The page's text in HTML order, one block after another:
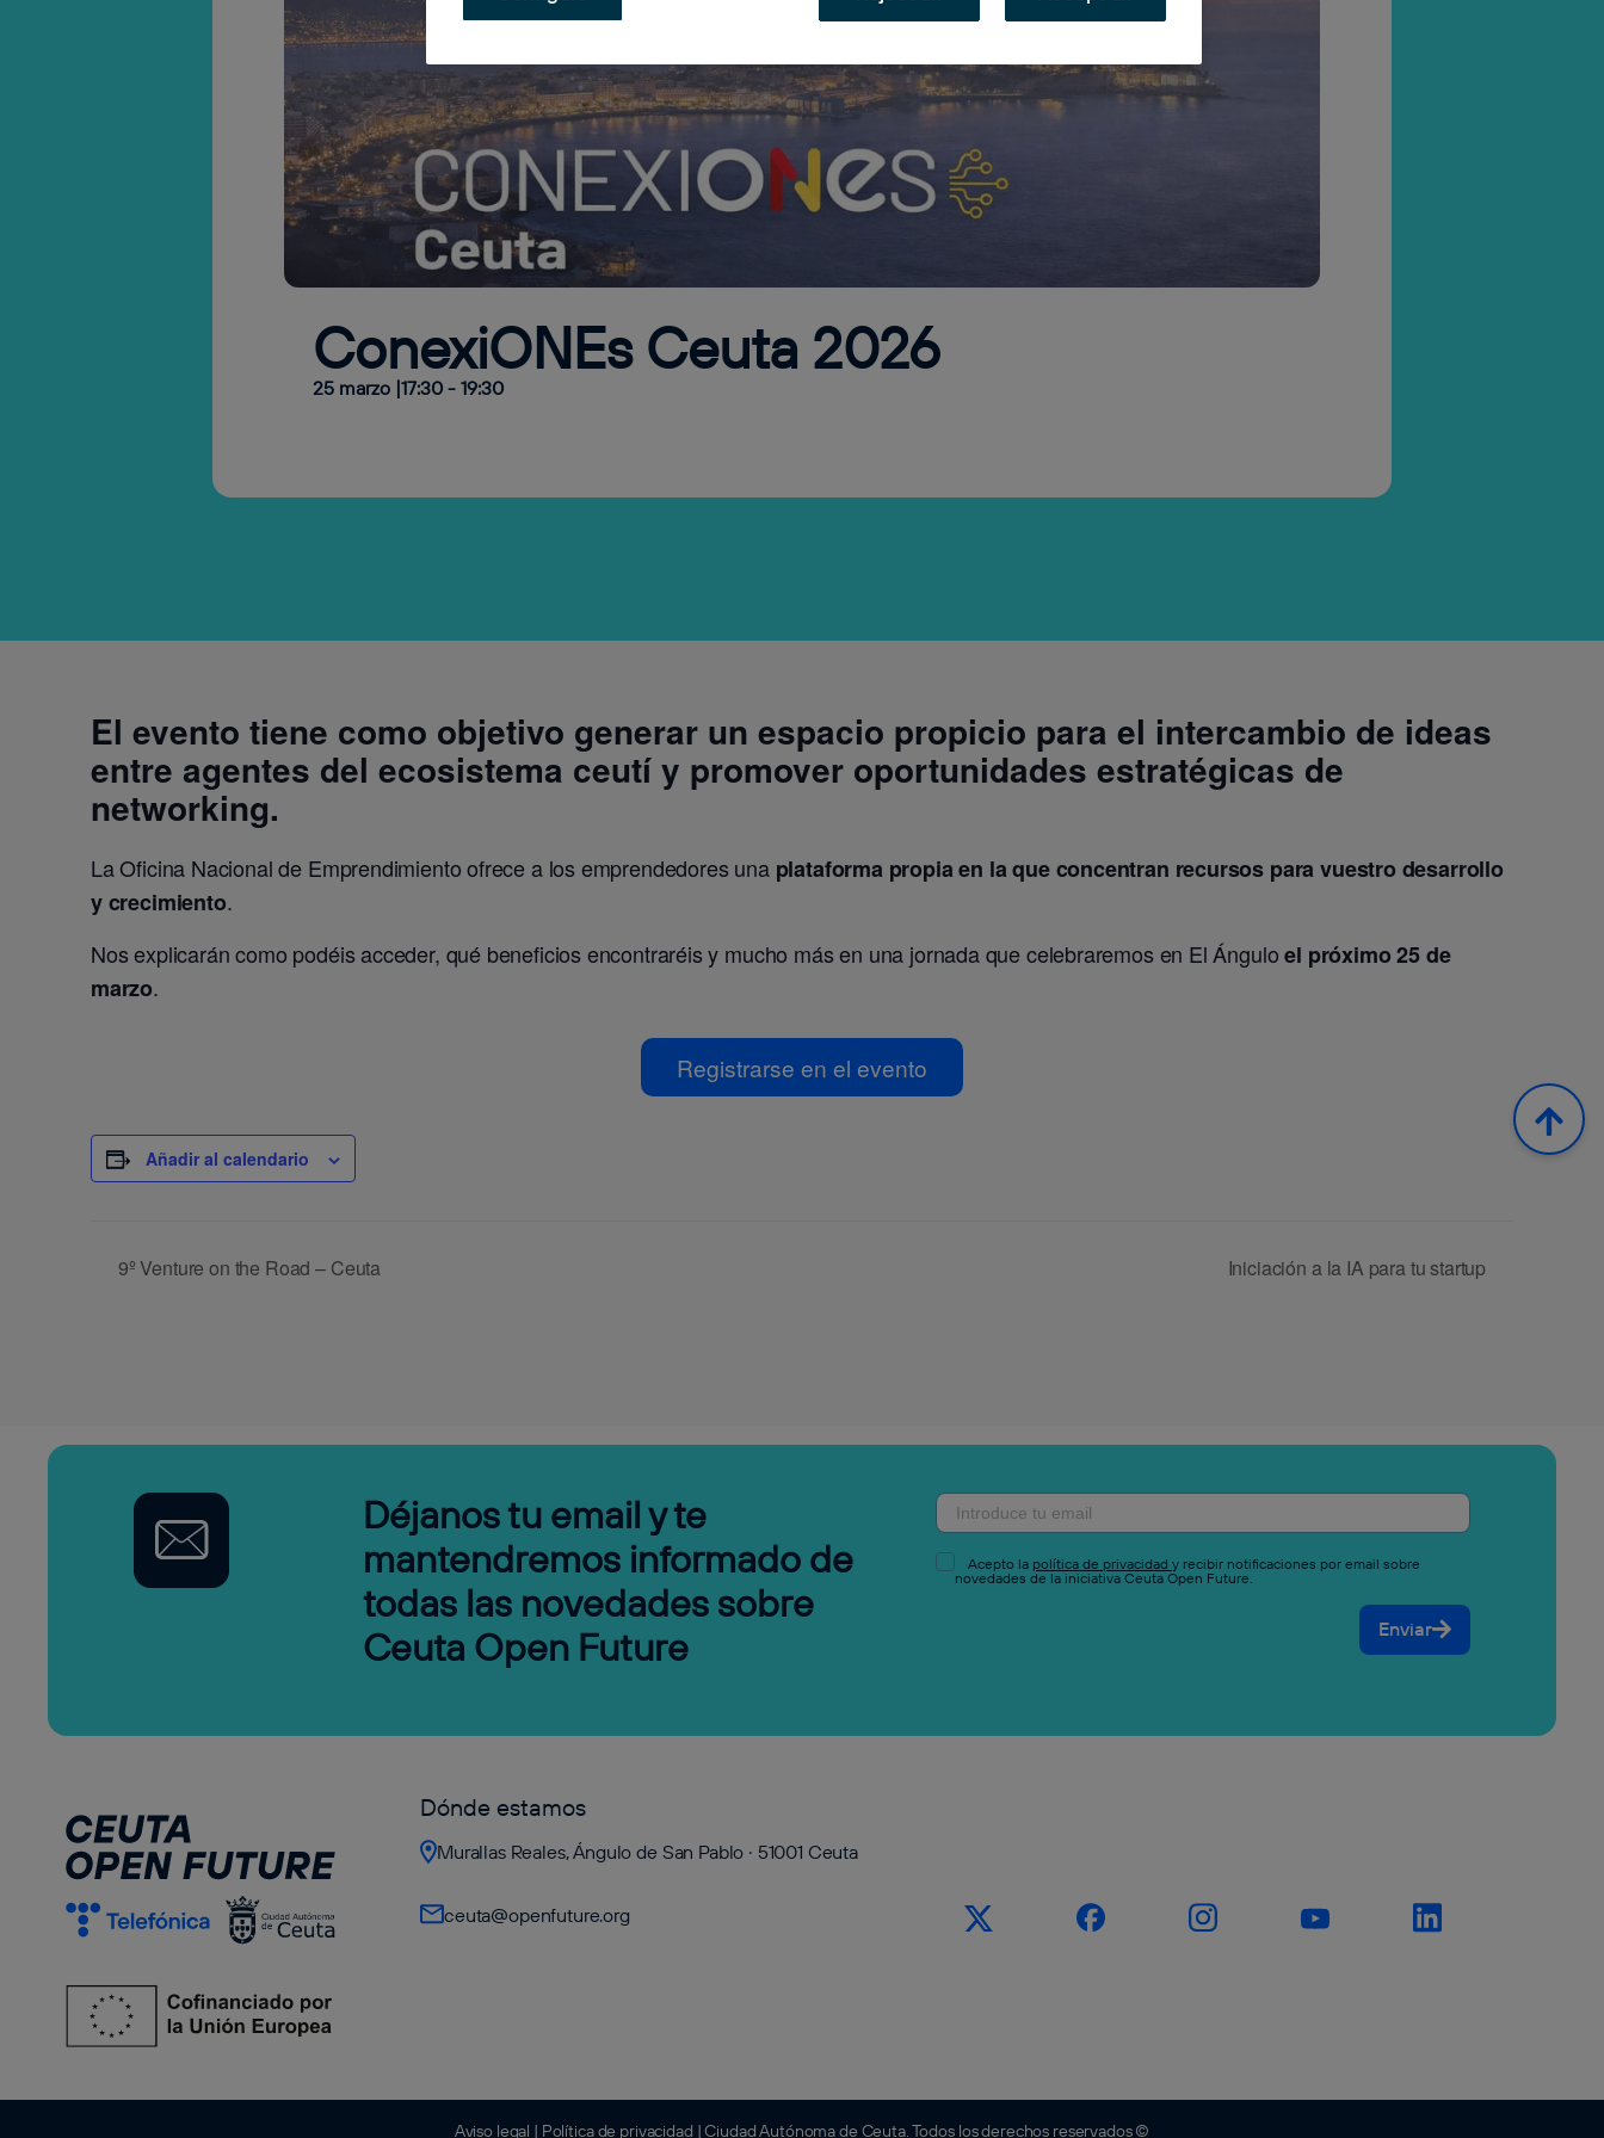
ConexiONEs Ceuta 2026
25 marzo |17:30 - 19:30
El evento tiene como objetivo generar un espacio propicio para el intercambio de ideas
entre agentes del ecosistema ceutí y promover oportunidades estratégicas de
networking.
La Oficina Nacional de Emprendimiento ofrece a los emprendedores una plataforma propia en la que concentran recursos para vuestro desarrollo
y crecimiento.
Nos explicarán como podéis acceder, qué beneficios encontraréis y mucho más en una jornada que celebraremos en El Ánguloel próximo 25 de
marzo.
Registrarse en el evento
Añadir al calendario
9º Venture on the Road – Ceuta Iniciación a la IA para tu startup
Déjanos tu email y te
mantendremos informado de
todas las novedades sobre
Ceuta Open Future
Acepto la política de privacidad y recibir notificaciones por email sobre
novedades de la iniciativa Ceuta Open Future.
Enviar
Dónde estamos
Murallas Reales, Ángulo de San Pablo · 51001 Ceuta
ceuta@openfuture.org
Aviso legal | Política de privacidad | Ciudad Autónoma de Ceuta. Todos los derechos reservados ©